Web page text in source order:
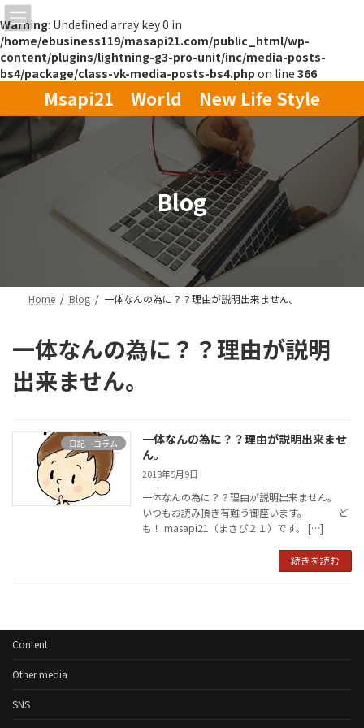
Warning: Undefined array key 0 in
/home/ebusiness119/masapi21.com/public_html/wp-
content/plugins/lightning-g3-pro-unit/inc/media-posts-
bs4/package/class-vk-media-posts-bs4.php on line 366
テ
ン
ツ
へ
ゲ
ー
シ
ョ
Msapi21 World New Life Style
Blog
Home Blog 一体なんの為に？？理由が説明出来ません。
一体なんの為に？？理由が説明
出来ません。
日記 コラム
一体なんの為に？？理由が説明出来ませ
ん。
2018年5月9日
一体なんの為に？？理由が説明出来ません。
いつもお読み頂き有難う御座います。 ど
も！ masapi21（まさぴ２１）です。 […]
続きを読む
Content
Other media
SNS